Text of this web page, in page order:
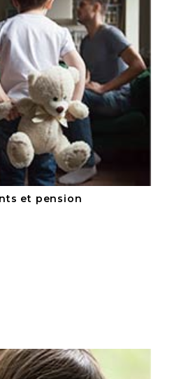
et pension